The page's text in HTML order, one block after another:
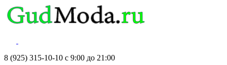
8 (925) 315-10-10 с 9:00 до 21:00